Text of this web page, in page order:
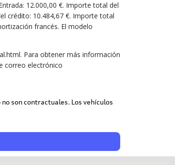
12.000,00 €. Importe total del
crédito: 10.484,67 €. Importe total
francés. El modelo
Para obtener más información
correo electrónico
son contractuales. Los vehículos